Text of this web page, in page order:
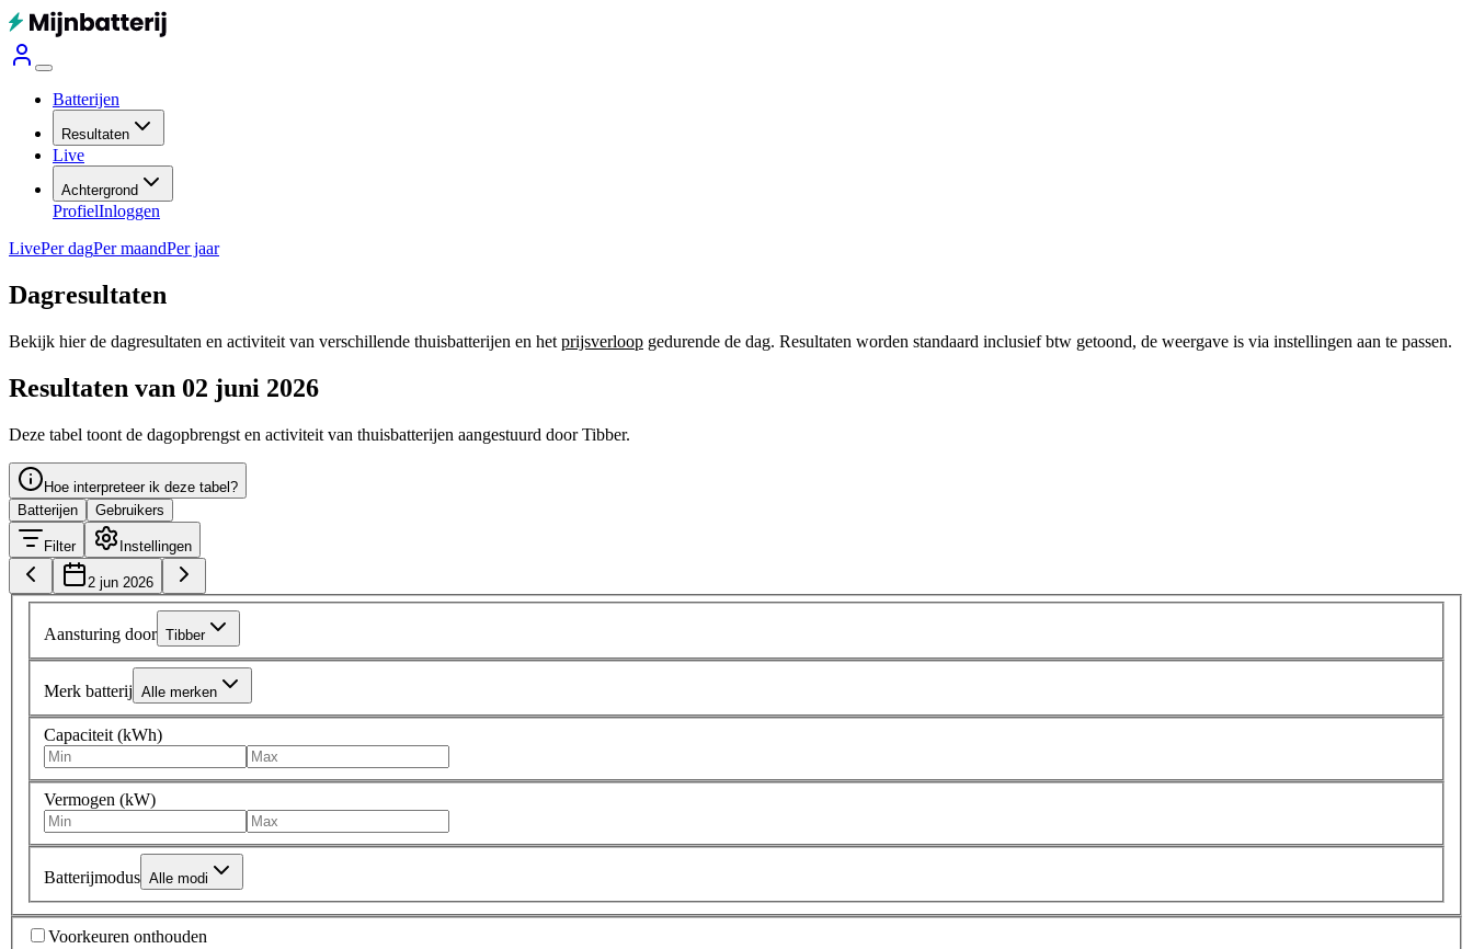
Batterijen
Resultaten
Live
Achtergrond
ProfielInloggen
LivePer dagPer maandPer jaar
Dagresultaten
Bekijk hier de dagresultaten en activiteit van verschillende thuisbatterijen en het prijsverloop gedurende de dag. Resultaten worden standaard inclusief btw getoond, de weergave is via instellingen aan te passen.
Resultaten van 02 juni 2026
Deze tabel toont de dagopbrengst en activiteit van thuisbatterijen aangestuurd door Tibber.
Hoe interpreteer ik deze tabel?
Batterijen
Gebruikers
Filter Instellingen
2 jun 2026
Aansturing door Tibber
Merk batterij Alle merken
Capaciteit (kWh)
Vermogen (kW)
Batterijmodus Alle modi
Voorkeuren onthouden